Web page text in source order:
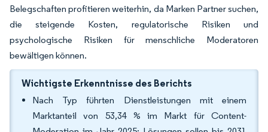
Belegschaften profitieren weiterhin, da Marken Partner suchen,
die steigende Kosten, regulatorische Risiken und
psychologische Risiken für menschliche Moderatoren
bewältigen können.
Wichtigste Erkenntnisse des Berichts
Nach Typ führten Dienstleistungen mit einem
Marktanteil von 53,34 % im Markt für Content-